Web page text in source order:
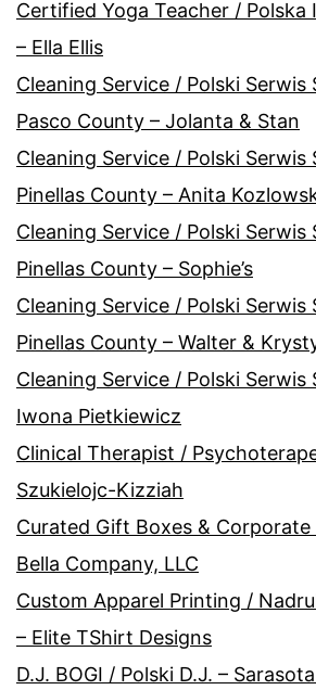
Certified Yoga Teacher /
– Ella Ellis
Cleaning Service / Polski Serwis
Pasco County – Jolanta & Stan
Cleaning Service / Polski Serwis
Pinellas County – Anita
Cleaning Service / Polski Serwis
Pinellas County – Sophie’s
Cleaning Service / Polski Serwis
Pinellas County – Walter &
Cleaning Service / Polski Serwis
Iwona Pietkiewicz
Clinical Therapist /
Szukielojc-Kizziah
Curated Gift Boxes & Corporate
Bella Company, LLC
Custom Apparel Printing /
– Elite TShirt Designs
D.J. BOGI / Polski D.J. –